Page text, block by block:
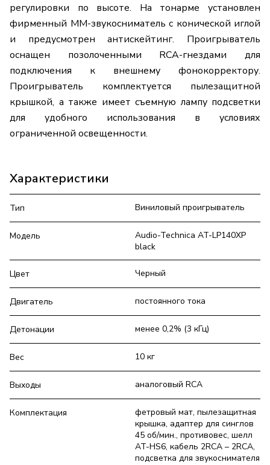
регулировки по высоте. На тонарме установлен
фирменный ММ-звукосниматель с конической иглой
и предусмотрен антискейтинг. Проигрыватель
оснащен позолоченными RCA-гнездами для
подключения к внешнему фонокорректору.
Проигрыватель комплектуется пылезащитной
крышкой, а также имеет съемную лампу подсветки
для удобного использования в условиях
ограниченной освещенности.
Характеристики
Тип Виниловый проигрыватель
Модель
Audio-Technica AT-LP140XP
black
Цвет Черный
Двигатель постоянного тока
Детонации менее 0,2% (3 кГц)
Вес 10 кг
Выходы аналоговый RCA
Комплектация
фетровый мат, пылезащитная
крышка, адаптер для синглов
45 об/мин., противовес, шелл
AT-HS6, кабель 2RCA – 2RCA,
подсветка для звукоснимателя